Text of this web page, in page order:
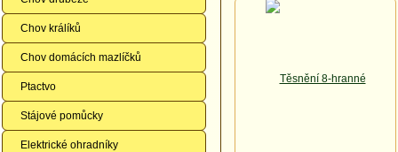
Chov králíků
Chov domácích mazlíčků
Ptactvo
Stájové pomůcky
Elektrické ohradníky